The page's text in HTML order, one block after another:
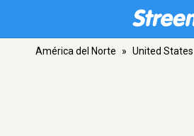
América del Norte » United States